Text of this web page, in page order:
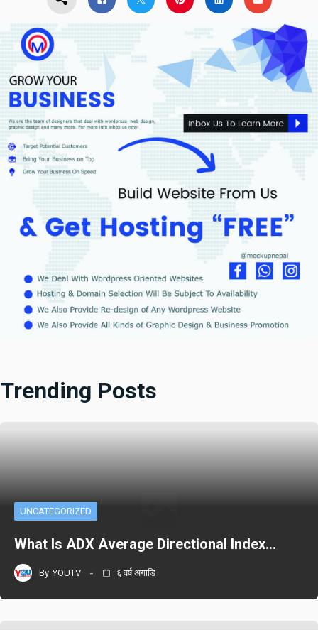
Trending Posts
UNCATEGORIZED
What Is ADX Average Directional Index…
By YOUTV ६ वर्ष अगाडि